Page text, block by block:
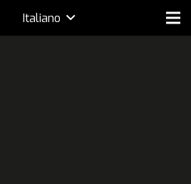
Italiano